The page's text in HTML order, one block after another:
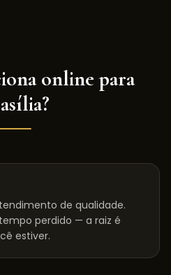
online para
?
de qualidade.
perdido — a raiz é
estiver.